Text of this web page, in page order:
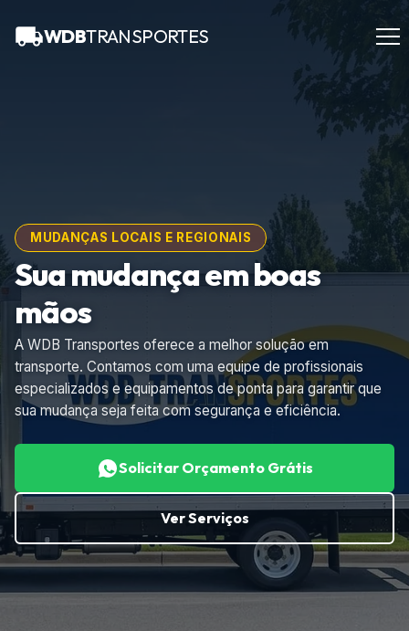
WDBTRANSPORTES
MUDANÇAS LOCAIS E REGIONAIS
Sua mudança em boas
mãos
A WDB Transportes oferece a melhor solução em
transporte. Contamos com uma equipe de profissionais
especializados e equipamentos de ponta para garantir que
sua mudança seja feita com segurança e eficiência.
Solicitar Orçamento Grátis
Ver Serviços